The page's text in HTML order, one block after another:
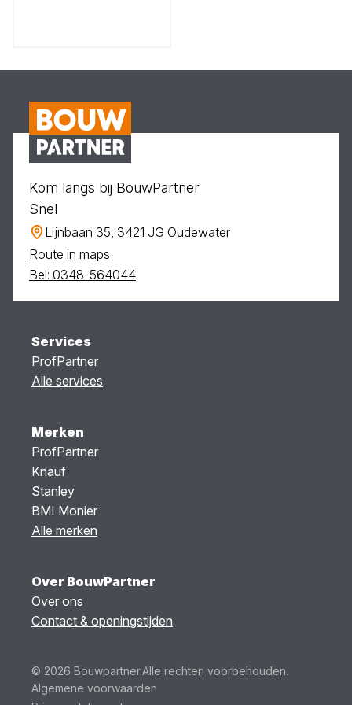
Kom langs bij BouwPartner
Snel
Lijnbaan 35, 3421 JG Oudewater
Route in maps
Bel: 0348-564044
Services
ProfPartner
Alle services
Merken
ProfPartner
Knauf
Stanley
BMI Monier
Alle merken
Over BouwPartner
Over ons
Contact & openingstijden
© 2026 Bouwpartner.Alle rechten voorbehouden.
Algemene voorwaarden